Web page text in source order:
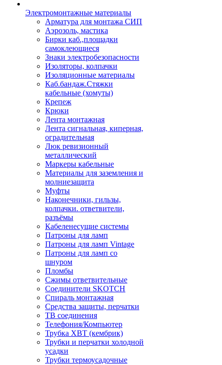
Электромонтажные материалы
Арматура для монтажа СИП
Аэрозоль, мастика
Бирки каб.,площадки
самоклеющиеся
Знаки электробезопасности
Изоляторы, колпачки
Изоляционные материалы
Каб.бандаж.Стяжки
кабельные (хомуты)
Крепеж
Крюки
Лента монтажная
Лента сигнальная, киперная,
оградительная
Люк ревизионный
металлический
Маркеры кабельные
Материалы для заземления и
молниезащита
Муфты
Наконечники, гильзы,
колпачки. ответвители,
разъёмы
Кабеленесущие системы
Патроны для ламп
Патроны для ламп Vintage
Патроны для ламп со
шнуром
Пломбы
Сжимы ответвительные
Соединители SKOTCH
Спираль монтажная
Средства защиты, перчатки
ТВ соединения
Телефония/Компьютер
Трубка ХВТ (кембрик)
Трубки и перчатки холодной
усадки
Трубки термоусадочные